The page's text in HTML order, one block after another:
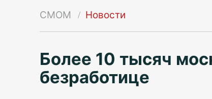
СМОМ Новости
Более 10 тысяч
безработице